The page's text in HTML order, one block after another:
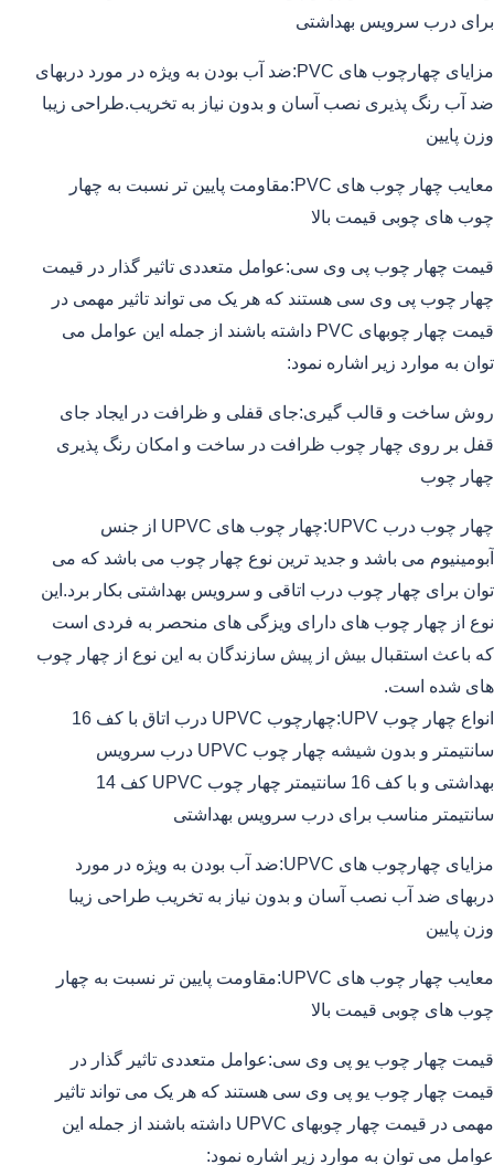
برای درب سرویس بهداشتی
مزایای چهارچوب های PVC:ضد آب بودن به ویژه در مورد دربهای
ضد آب رنگ پذیری نصب آسان و بدون نیاز به تخریب.طراحی زیبا
وزن پایین
معایب چهار چوب های PVC:مقاومت پایین تر نسبت به چهار
چوب های چوبی قیمت بالا
قیمت چهار چوب پی وی سی:عوامل متعددی تاثیر گذار در قیمت
چهار چوب پی وی سی هستند که هر یک می تواند تاثیر مهمی در
قیمت چهار چوبهای PVC داشته باشند از جمله این عوامل می
توان به موارد زیر اشاره نمود:
روش ساخت و قالب گیری:جای قفلی و ظرافت در ایجاد جای
قفل بر روی چهار چوب ظرافت در ساخت و امکان رنگ پذیری
چهار چوب
چهار چوب درب UPVC:چهار چوب های UPVC از جنس
آبومینیوم می باشد و جدید ترین نوع چهار چوب می باشد که می
توان برای چهار چوب درب اتاقی و سرویس بهداشتی بکار برد.این
نوع از چهار چوب های دارای ویزگی های منحصر به فردی است
که باعث استقبال بیش از پیش سازندگان به این نوع از چهار چوب
های شده است.
انواع چهار چوب UPV:چهارچوب UPVC درب اتاق با کف 16
سانتیمتر و بدون شیشه چهار چوب UPVC درب سرویس
بهداشتی و با کف 16 سانتیمتر چهار چوب UPVC کف 14
سانتیمتر مناسب برای درب سرویس بهداشتی
مزایای چهارچوب های UPVC:ضد آب بودن به ویژه در مورد
دربهای ضد آب نصب آسان و بدون نیاز به تخریب طراحی زیبا
وزن پایین
معایب چهار چوب های UPVC:مقاومت پایین تر نسبت به چهار
چوب های چوبی قیمت بالا
قیمت چهار چوب یو پی وی سی:عوامل متعددی تاثیر گذار در
قیمت چهار چوب یو پی وی سی هستند که هر یک می تواند تاثیر
مهمی در قیمت چهار چوبهای UPVC داشته باشند از جمله این
عوامل می توان به موارد زیر اشاره نمود: